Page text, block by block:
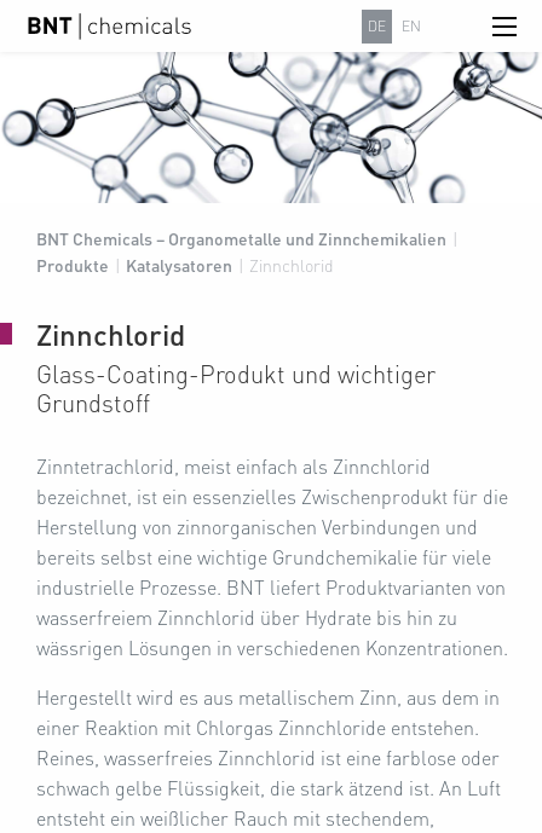
DE EN
BNT Chemicals – Organometalle und Zinnchemikalien |
Produkte | Katalysatoren | Zinnchlorid
Zinnchlorid
Glass-Coating-Produkt und wichtiger
Grundstoff
Zinntetrachlorid, meist einfach als Zinnchlorid
bezeichnet, ist ein essenzielles Zwischenprodukt für die
Herstellung von zinnorganischen Verbindungen und
bereits selbst eine wichtige Grundchemikalie für viele
industrielle Prozesse. BNT liefert Produktvarianten von
wasserfreiem Zinnchlorid über Hydrate bis hin zu
wässrigen Lösungen in verschiedenen Konzentrationen.
Hergestellt wird es aus metallischem Zinn, aus dem in
einer Reaktion mit Chlorgas Zinnchloride entstehen.
Reines, wasserfreies Zinnchlorid ist eine farblose oder
schwach gelbe Flüssigkeit, die stark ätzend ist. An Luft
entsteht ein weißlicher Rauch mit stechendem,